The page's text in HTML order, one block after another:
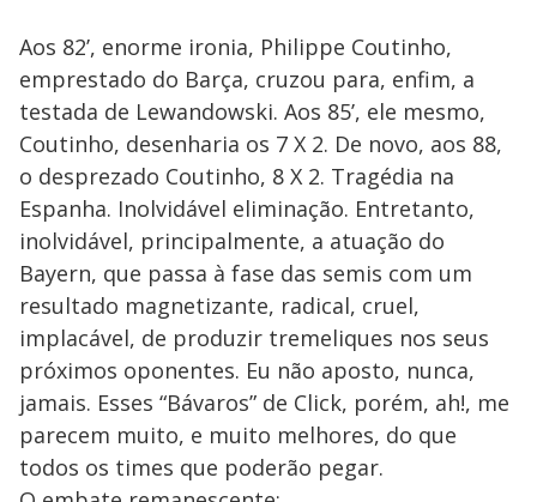
Aos 82’, enorme ironia, Philippe Coutinho,
emprestado do Barça, cruzou para, enfim, a
testada de Lewandowski. Aos 85’, ele mesmo,
Coutinho, desenharia os 7 X 2. De novo, aos 88,
o desprezado Coutinho, 8 X 2. Tragédia na
Espanha. Inolvidável eliminação. Entretanto,
inolvidável, principalmente, a atuação do
Bayern, que passa à fase das semis com um
resultado magnetizante, radical, cruel,
implacável, de produzir tremeliques nos seus
próximos oponentes. Eu não aposto, nunca,
jamais. Esses “Bávaros” de Click, porém, ah!, me
parecem muito, e muito melhores, do que
todos os times que poderão pegar.